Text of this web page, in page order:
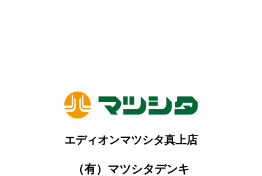
エディオンマツシタ真上店
（有）マツシタデンキ